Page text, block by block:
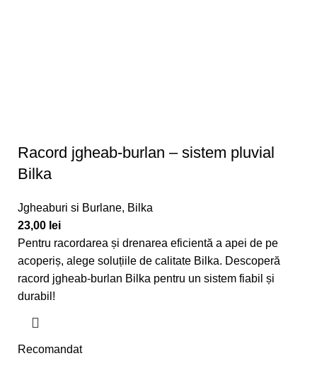
Racord jgheab-burlan – sistem pluvial
Bilka
Jgheaburi si Burlane, Bilka
23,00 lei
Pentru racordarea și drenarea eficientă a apei de pe
acoperiș, alege soluțiile de calitate Bilka. Descoperă
racord jgheab-burlan Bilka pentru un sistem fiabil și
durabil!
Recomandat